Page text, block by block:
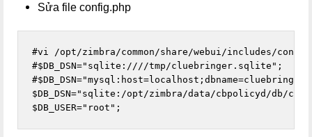
Sửa file config.php
#vi /opt/zimbra/common/share/webui/includes/
#$DB_DSN="sqlite:////tmp/cluebringer.sqlite";
$DB_DSN="sqlite:/opt/zimbra/data/cbpolicyd/db/
$DB_USER="root";